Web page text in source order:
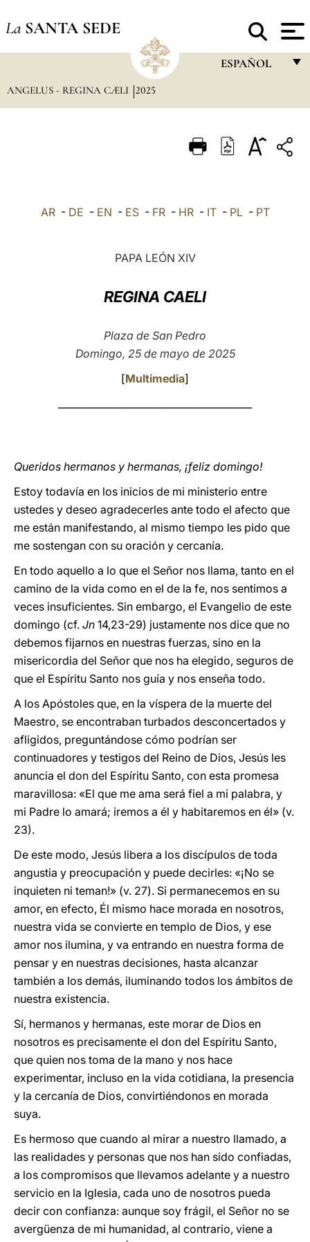
La SANTA SEDE
ESPAÑOL
ITALIANO
ANGELUS - REGINA CÆLI 2025
AR- DE - EN - ES- FR- HR- IT- PL- PT
PAPA LEÓN XIV
REGINA CAELI
Plaza de San Pedro
Domingo, 25 de mayo de 2025
[Multimedia]
Queridos hermanos y hermanas, ¡feliz domingo!
Estoy todavía en los inicios de mi ministerio entre
ustedes y deseo agradecerles ante todo el afecto que
me están manifestando, al mismo tiempo les pido que
me sostengan con su oración y cercanía.
En todo aquello a lo que el Señor nos llama, tanto en el
camino de la vida como en el de la fe, nos sentimos a
veces insuficientes. Sin embargo, el Evangelio de este
domingo (cf. Jn 14,23-29) justamente nos dice que no
debemos fijarnos en nuestras fuerzas, sino en la
misericordia del Señor que nos ha elegido, seguros de
que el Espíritu Santo nos guía y nos enseña todo.
A los Apóstoles que, en la víspera de la muerte del
Maestro, se encontraban turbados desconcertados y
afligidos, preguntándose cómo podrían ser
continuadores y testigos del Reino de Dios, Jesús les
anuncia el don del Espíritu Santo, con esta promesa
maravillosa: «El que me ama será fiel a mi palabra, y
mi Padre lo amará; iremos a él y habitaremos en él» (v.
23).
De este modo, Jesús libera a los discípulos de toda
angustia y preocupación y puede decirles: «¡No se
inquieten ni teman!» (v. 27). Si permanecemos en su
amor, en efecto, Él mismo hace morada en nosotros,
nuestra vida se convierte en templo de Dios, y ese
amor nos ilumina, y va entrando en nuestra forma de
pensar y en nuestras decisiones, hasta alcanzar
también a los demás, iluminando todos los ámbitos de
nuestra existencia.
Sí, hermanos y hermanas, este morar de Dios en
nosotros es precisamente el don del Espíritu Santo,
que quien nos toma de la mano y nos hace
experimentar, incluso en la vida cotidiana, la presencia
y la cercanía de Dios, convirtiéndonos en morada
suya.
Es hermoso que cuando al mirar a nuestro llamado, a
las realidades y personas que nos han sido confiadas,
a los compromisos que llevamos adelante y a nuestro
servicio en la Iglesia, cada uno de nosotros pueda
decir con confianza: aunque soy frágil, el Señor no se
avergüenza de mi humanidad, al contrario, viene a